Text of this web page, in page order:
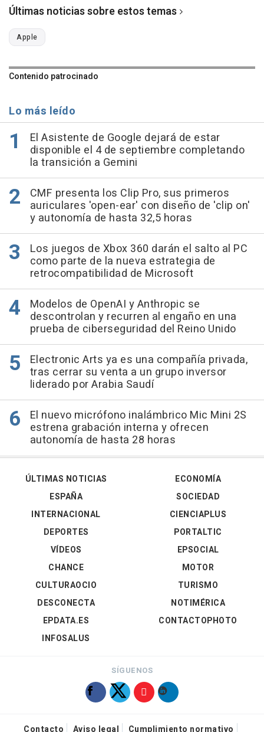
Últimas noticias sobre estos temas
Apple
Contenido patrocinado
Lo más leído
El Asistente de Google dejará de estar
disponible el 4 de septiembre completando
la transición a Gemini
CMF presenta los Clip Pro, sus primeros
auriculares 'open-ear' con diseño de 'clip on'
y autonomía de hasta 32,5 horas
Los juegos de Xbox 360 darán el salto al PC
como parte de la nueva estrategia de
retrocompatibilidad de Microsoft
Modelos de OpenAI y Anthropic se
descontrolan y recurren al engaño en una
prueba de ciberseguridad del Reino Unido
Electronic Arts ya es una compañía privada,
tras cerrar su venta a un grupo inversor
liderado por Arabia Saudí
El nuevo micrófono inalámbrico Mic Mini 2S
estrena grabación interna y ofrecen
autonomía de hasta 28 horas
ÚLTIMAS NOTICIAS
ESPAÑA
INTERNACIONAL
DEPORTES
VÍDEOS
ECONOMÍA
SOCIEDAD
CIENCIAPLUS
PORTALTIC
EPSOCIAL
CHANCE
CULTURAOCIO
DESCONECTA
EPDATA.ES
INFOSALUS
MOTOR
TURISMO
NOTIMÉRICA
CONTACTOPHOTO
SÍGUENOS
Contacto Aviso legal Cumplimiento normativo